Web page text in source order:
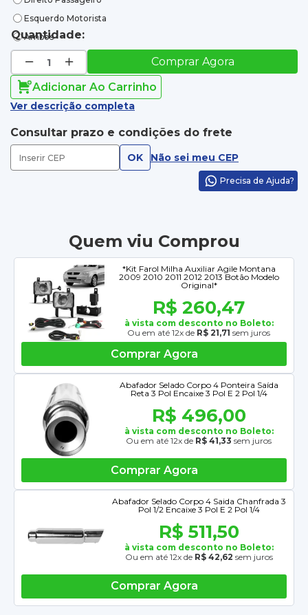
Esquerdo Motorista
Ambos
Quantidade:
Comprar Agora
Adicionar Ao Carrinho
Ver descrição completa
Consultar prazo e condições do frete
OK Não sei meu CEP
Precisa de Ajuda?
Quem viu Comprou
*Kit Farol Milha Auxiliar Agile Montana
2009 2010 2011 2012 2013 Botão Modelo
Original*
R$ 260,47
à vista com desconto no Boleto:
Ou em até 12x de R$ 21,71 sem juros
Comprar Agora
Abafador Selado Corpo 4 Ponteira Saída
Reta 3 Pol Encaixe 3 Pol E 2 Pol 1/4
R$ 496,00
à vista com desconto no Boleto:
Ou em até 12x de R$ 41,33 sem juros
Comprar Agora
Abafador Selado Corpo 4 Saida Chanfrada 3
Pol 1/2 Encaixe 3 Pol E 2 Pol 1/4
R$ 511,50
à vista com desconto no Boleto:
Ou em até 12x de R$ 42,62 sem juros
Comprar Agora